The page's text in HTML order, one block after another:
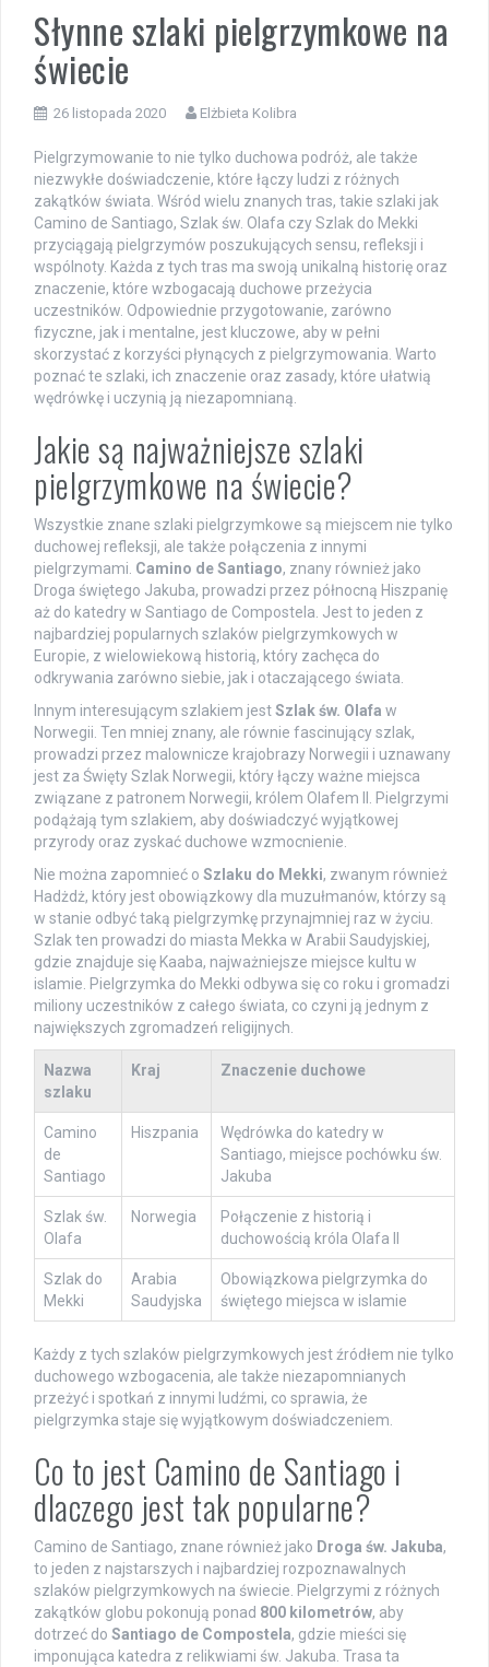
Słynne szlaki pielgrzymkowe na
świecie
26 listopada 2020 Elżbieta Kolibra
Pielgrzymowanie to nie tylko duchowa podróż, ale także
niezwykłe doświadczenie, które łączy ludzi z różnych
zakątków świata. Wśród wielu znanych tras, takie szlaki jak
Camino de Santiago, Szlak św. Olafa czy Szlak do Mekki
przyciągają pielgrzymów poszukujących sensu, refleksji i
wspólnoty. Każda z tych tras ma swoją unikalną historię oraz
znaczenie, które wzbogacają duchowe przeżycia
uczestników. Odpowiednie przygotowanie, zarówno
fizyczne, jak i mentalne, jest kluczowe, aby w pełni
skorzystać z korzyści płynących z pielgrzymowania. Warto
poznać te szlaki, ich znaczenie oraz zasady, które ułatwią
wędrówkę i uczynią ją niezapomnianą.
Jakie są najważniejsze szlaki
pielgrzymkowe na świecie?
Wszystkie znane szlaki pielgrzymkowe są miejscem nie tylko
duchowej refleksji, ale także połączenia z innymi
pielgrzymami. Camino de Santiago, znany również jako
Droga świętego Jakuba, prowadzi przez północną Hiszpanię
aż do katedry w Santiago de Compostela. Jest to jeden z
najbardziej popularnych szlaków pielgrzymkowych w
Europie, z wielowiekową historią, który zachęca do
odkrywania zarówno siebie, jak i otaczającego świata.
Innym interesującym szlakiem jestSzlak św. Olafa w
Norwegii. Ten mniej znany, ale równie fascinujący szlak,
prowadzi przez malownicze krajobrazy Norwegii i uznawany
jest za Święty Szlak Norwegii, który łączy ważne miejsca
związane z patronem Norwegii, królem Olafem II. Pielgrzymi
podążają tym szlakiem, aby doświadczyć wyjątkowej
przyrody oraz zyskać duchowe wzmocnienie.
Nie można zapomnieć o Szlaku do Mekki, zwanym również
Hadżdż, który jest obowiązkowy dla muzułmanów, którzy są
w stanie odbyć taką pielgrzymkę przynajmniej raz w życiu.
Szlak ten prowadzi do miasta Mekka w Arabii Saudyjskiej,
gdzie znajduje się Kaaba, najważniejsze miejsce kultu w
islamie. Pielgrzymka do Mekki odbywa się co roku i gromadzi
miliony uczestników z całego świata, co czyni ją jednym z
największych zgromadzeń religijnych.
Nazwa
szlaku
Kraj Znaczenie duchowe
Camino
de
Santiago
Hiszpania
Wędrówka do katedry w
Santiago, miejsce pochówku św.
Jakuba
Szlak św.
Olafa
Norwegia
Połączenie z historią i
duchowością króla Olafa II
Szlak do
Mekki
Arabia
Saudyjska
Obowiązkowa pielgrzymka do
świętego miejsca w islamie
Każdy z tych szlaków pielgrzymkowych jest źródłem nie tylko
duchowego wzbogacenia, ale także niezapomnianych
przeżyć i spotkań z innymi ludźmi, co sprawia, że
pielgrzymka staje się wyjątkowym doświadczeniem.
Co to jest Camino de Santiago i
dlaczego jest tak popularne?
Camino de Santiago, znane również jako Droga św. Jakuba,
to jeden z najstarszych i najbardziej rozpoznawalnych
szlaków pielgrzymkowych na świecie. Pielgrzymi z różnych
zakątków globu pokonują ponad 800 kilometrów, aby
dotrzeć do Santiago de Compostela, gdzie mieści się
imponująca katedra z relikwiami św. Jakuba. Trasa ta